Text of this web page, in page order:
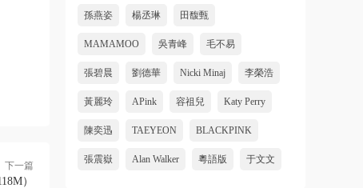
下一篇
）
孫燕姿 楊丞琳 田馥甄
MAMAMOO 吳青峰 毛不易
張碧晨 劉德華 Nicki Minaj 李榮浩
黃麗玲 APink 容祖兒 Katy Perry
陳奕迅 TAEYEON BLACKPINK
張震嶽 Alan Walker 粵語版 于文文